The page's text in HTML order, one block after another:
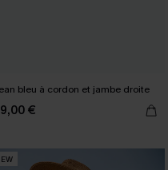
bleu à cordon et jambe droite
€